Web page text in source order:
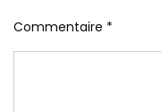
Commentaire *